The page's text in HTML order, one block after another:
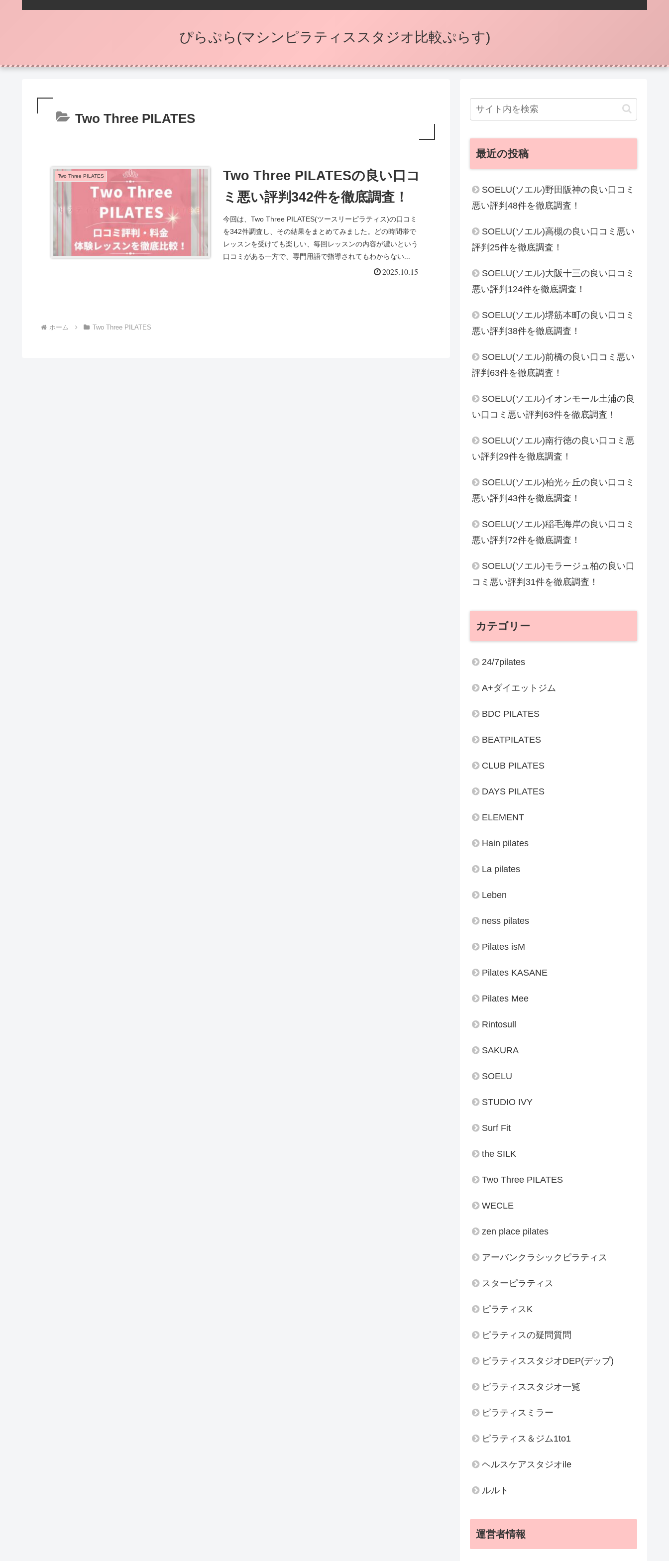
ぴらぷら(マシンピラティススタジオ比較ぷらす)
Two Three PILATES
Two Three PILATES
Two Three PILATESの良い口コ
ミ悪い評判342件を徹底調査！
今回は、Two Three PILATES(ツースリーピラティス)の口コミ
を342件調査し、その結果をまとめてみました。どの時間帯で
レッスンを受けても楽しい、毎回レッスンの内容が濃いという
口コミがある一方で、専門用語で指導されてもわからない...
2025.10.15
ホーム Two Three PILATES
最近の投稿
SOELU(ソエル)野田阪神の良い口コミ
悪い評判48件を徹底調査！
SOELU(ソエル)高槻の良い口コミ悪い
評判25件を徹底調査！
SOELU(ソエル)大阪十三の良い口コミ
悪い評判124件を徹底調査！
SOELU(ソエル)堺筋本町の良い口コミ
悪い評判38件を徹底調査！
SOELU(ソエル)前橋の良い口コミ悪い
評判63件を徹底調査！
SOELU(ソエル)イオンモール土浦の良
い口コミ悪い評判63件を徹底調査！
SOELU(ソエル)南行徳の良い口コミ悪
い評判29件を徹底調査！
SOELU(ソエル)柏光ヶ丘の良い口コミ
悪い評判43件を徹底調査！
SOELU(ソエル)稲毛海岸の良い口コミ
悪い評判72件を徹底調査！
SOELU(ソエル)モラージュ柏の良い口
コミ悪い評判31件を徹底調査！
カテゴリー
24/7pilates
A+ダイエットジム
BDC PILATES
BEATPILATES
CLUB PILATES
DAYS PILATES
ELEMENT
Hain pilates
La pilates
Leben
ness pilates
Pilates isM
Pilates KASANE
Pilates Mee
Rintosull
SAKURA
SOELU
STUDIO IVY
Surf Fit
the SILK
Two Three PILATES
WECLE
zen place pilates
アーバンクラシックピラティス
スターピラティス
ピラティスK
ピラティスの疑問質問
ピラティススタジオDEP(デップ)
ピラティススタジオ一覧
ピラティスミラー
ピラティス＆ジム1to1
ヘルスケアスタジオile
ルルト
運営者情報